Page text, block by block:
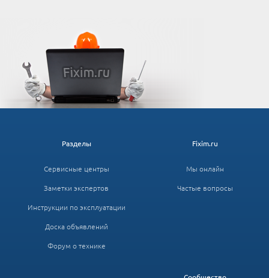
Fixim.ru
Мы онлайн
Частые вопросы
Разделы
Сервисные центры
Заметки экспертов
Инструкции по эксплуатации
Доска объявлений
Форум о технике